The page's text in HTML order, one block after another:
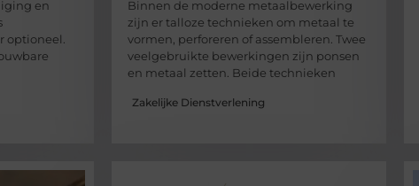
en
optioneel.
Binnen de moderne metaalbewerking
zijn er talloze technieken om metaal te
vormen, perforeren of assembleren. Twee
veelgebruikte bewerkingen zijn ponsen
en metaal zetten. Beide technieken
Zakelijke Dienstverlening